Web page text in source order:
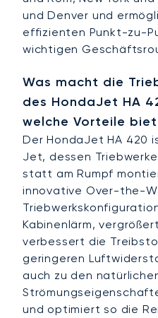
und Denver und
effizienten Punkt-zu-
wichtigen
Was macht die
des HondaJet HA
welche Vorteile
Der HondaJet HA 420
Jet, dessen
statt am Rumpf
innovative Over-the-
Kabinenlärm,
verbessert die
geringeren
auch zu den
und optimiert so die